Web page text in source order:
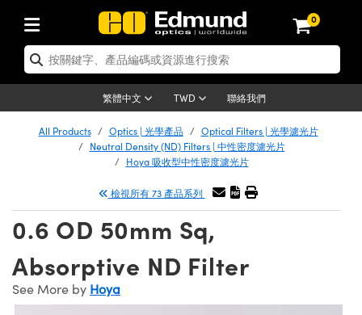
0
繁體中文 TWD 聯絡我們
| 光學產品
| 反射鏡
Diffusers | 窗鏡或擴散片
Optics | 偏振光學元件
| 分光鏡
Optics | 雷射光學
| 雷射透鏡
| 超快光學
器
Assemblies | 雷射光學元件組装
| 光機組件
System | 光學籠式系統
Mounts | 台式光學安裝座
and Breadboards | 光學平臺和
| 電動平臺
| 顯微鏡
| Mitutoyo 物鏡
| Olympus 物鏡
| Nikon 物鏡
| ZEISS 物鏡
Microscopes
Objectives
| 雷射
and Electronics | 雷射量
| 雷射用光機模組
Lenses | 成像鏡頭
Lenses | 定焦鏡頭
| 遠心鏡頭
(S-Mount Lenses) | M12 鏡頭 (S 接
Magnification Lenses
| 相機
Cameras | Gigabit乙太網相
Cameras | Teledyne Dalsa 相
Microscopy Cameras
Cameras | Allied Vision 相機
and Illumination | 照明
Lighting | 機器視覺光源
|顯微鏡照明
Lighting | 寬譜光源
| 其他光源
Accessories | 光源配件
Targets | 測試板
Targets | 解析度測試板
Targets | 畸變測試版
& Stage Micrometers | 圖像分
Level Test Targets | 色卡測試板
and Detection | 測試與監測
| 光學度量
Solutions | 機器視覺方案
測器
大器
| 光度計
and Production | 實驗室和生產
| 清潔用品
Handling Tools | 零件夾持用品
| 光學膠
| 暗室器材
用選購
Imaging
Imaging
By Brand
Products | 新品專區
Lenses
| 清倉品
| 清倉光學產品
| 清倉光機組件
| 清倉顯微鏡
Lenses | 清倉成像鏡頭
| 清倉相機
Products | 重新認證產品
| 重新認證光學產品
| 重新認證光機組
| 重新認證雷射
| 重新認證顯微鏡
Lenses | 重新認證成像鏡
All Products Optics | 光學產品
Optical Filters | 光學濾光片
Neutral Density (ND) Filters | 中性密度濾光片
Hoya 吸收型中性密度濾光片
檢視所有 73 產品系列
0.6 OD 50mm Sq,
Absorptive ND Filter
See More by Hoya